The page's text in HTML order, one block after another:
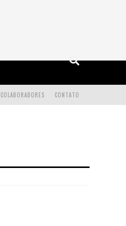
CONTATO
COLABORADORES